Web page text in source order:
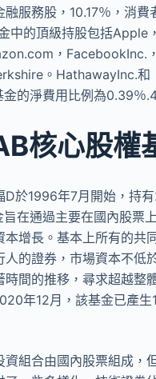
融服務股，10.17％，消費
中的頂級持股包括Apple，
，FacebookInc.，
。HathawayInc.和
的淨費用比例為0.39％
核心股權
D於1996年7月開始，持
在通過主要在國內股票
本增長。基本上所有的共
的證券，市場資本不低
時間的推移，尋求超越整
年12月，該基金已產生
資組合由國內股票組成，